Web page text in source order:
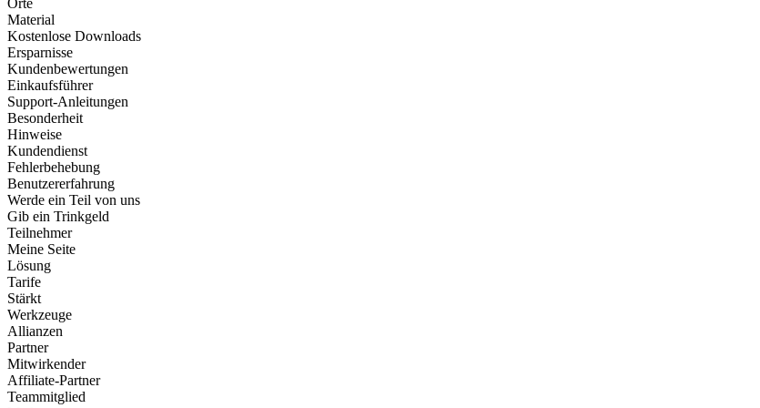
Orte
Material
Kostenlose Downloads
Ersparnisse
Kundenbewertungen
Einkaufsführer
Support-Anleitungen
Besonderheit
Hinweise
Kundendienst
Fehlerbehebung
Benutzererfahrung
Werde ein Teil von uns
Gib ein Trinkgeld
Teilnehmer
Meine Seite
Lösung
Tarife
Stärkt
Werkzeuge
Allianzen
Partner
Mitwirkender
Affiliate-Partner
Teammitglied